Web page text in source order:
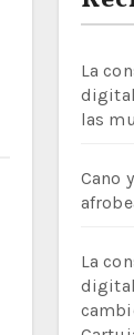
La
las
Cano
La